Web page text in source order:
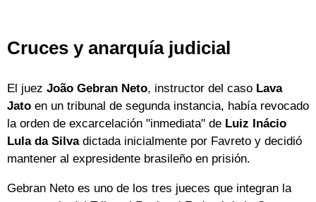
Cruces y anarquía judicial
El juez João Gebran Neto, instructor del caso Lava
Jato en un tribunal de segunda instancia, había revocado
la orden de excarcelación "inmediata" de Luiz Inácio
Lula da Silvadictada inicialmente por Favreto y decidió
mantener al expresidente brasileño en prisión.
Gebran Neto es uno de los tres jueces que integran la